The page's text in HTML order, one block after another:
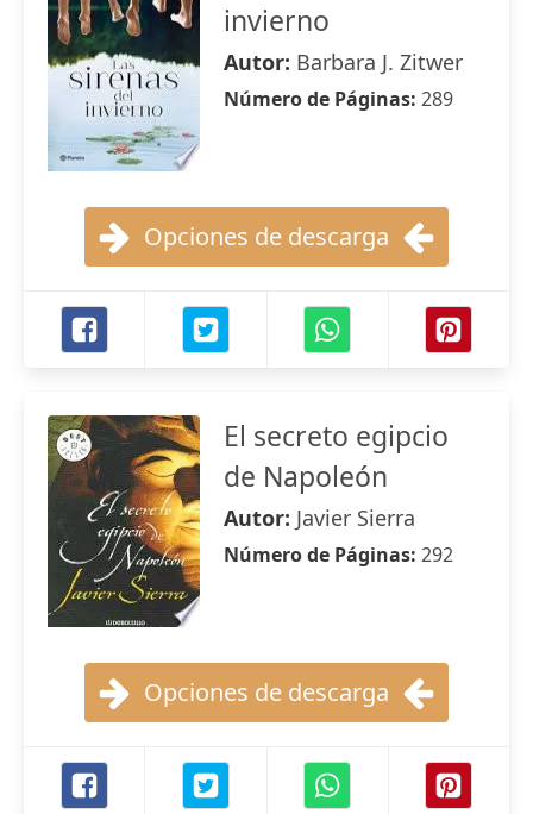
invierno
Autor: Barbara J. Zitwer
Número de Páginas: 289
Opciones de descarga
El secreto egipcio
de Napoleón
Autor: Javier Sierra
Número de Páginas: 292
Opciones de descarga